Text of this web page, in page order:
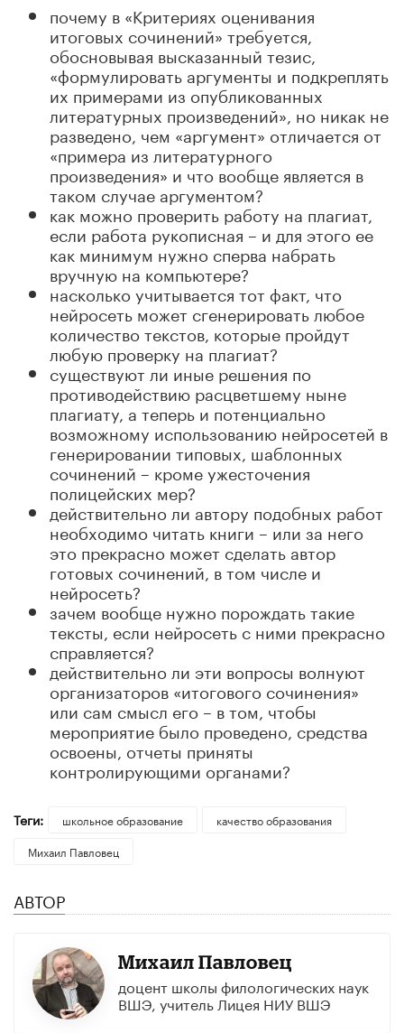
почему в «Критериях оценивания
итоговых сочинений» требуется,
обосновывая высказанный тезис,
«формулировать аргументы и подкреплять
их примерами из опубликованных
литературных произведений», но никак не
разведено, чем «аргумент» отличается от
«примера из литературного
произведения» и что вообще является в
таком случае аргументом?
как можно проверить работу на плагиат,
если работа рукописная – и для этого ее
как минимум нужно сперва набрать
вручную на компьютере?
насколько учитывается тот факт, что
нейросеть может сгенерировать любое
количество текстов, которые пройдут
любую проверку на плагиат?
существуют ли иные решения по
противодействию расцветшему ныне
плагиату, а теперь и потенциально
возможному использованию нейросетей в
генерировании типовых, шаблонных
сочинений – кроме ужесточения
полицейских мер?
действительно ли автору подобных работ
необходимо читать книги – или за него
это прекрасно может сделать автор
готовых сочинений, в том числе и
нейросеть?
зачем вообще нужно порождать такие
тексты, если нейросеть с ними прекрасно
справляется?
действительно ли эти вопросы волнуют
организаторов «итогового сочинения»
или сам смысл его – в том, чтобы
мероприятие было проведено, средства
освоены, отчеты приняты
контролирующими органами?
Теги: школьное образование
качество образования
Михаил Павловец
АВТОР
Михаил Павловец
доцент школы филологических наук
ВШЭ, учитель Лицея НИУ ВШЭ